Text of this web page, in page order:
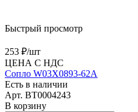
Быстрый просмотр
253 ₽/шт
ЦЕНА С НДС
Сопло W03X0893-62A
Есть в наличии
Арт. BT0004243
В корзину